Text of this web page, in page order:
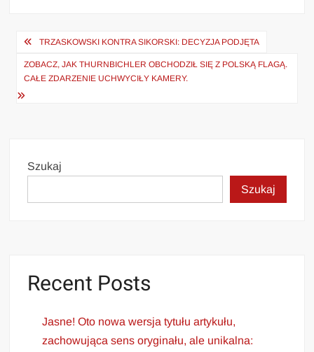
Nawigacja
wpisu
TRZASKOWSKI KONTRA SIKORSKI: DECYZJA PODJĘTA
ZOBACZ, JAK THURNBICHLER OBCHODZIŁ SIĘ Z POLSKĄ FLAGĄ.
CAŁE ZDARZENIE UCHWYCIŁY KAMERY.
Szukaj
Szukaj
Recent Posts
Jasne! Oto nowa wersja tytułu artykułu,
zachowująca sens oryginału, ale unikalna: